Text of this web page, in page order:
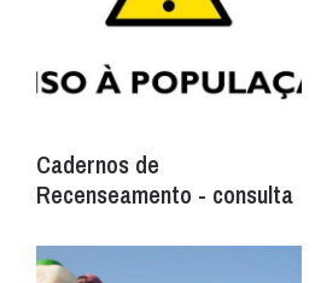
Cadernos de
Recenseamento - consulta